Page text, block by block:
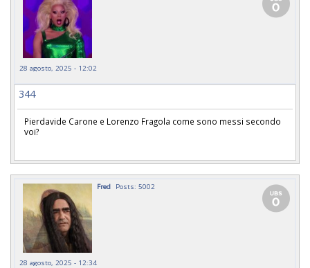
28 agosto, 2025 - 12:02
344
Pierdavide Carone e Lorenzo Fragola come sono messi secondo
voi?
Fred Posts: 5002
28 agosto, 2025 - 12:34